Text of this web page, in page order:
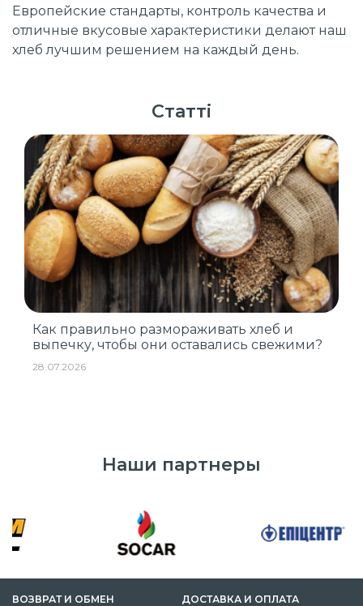
Европейские стандарты, контроль качества и
отличные вкусовые характеристики делают наш
хлеб лучшим решением на каждый день.
Статті
Как правильно размораживать хлеб и
выпечку, чтобы они оставались свежими?
28.07.2026
Наши партнеры
ВОЗВРАТ И ОБМЕН
ДОСТАВКА И ОПЛАТА